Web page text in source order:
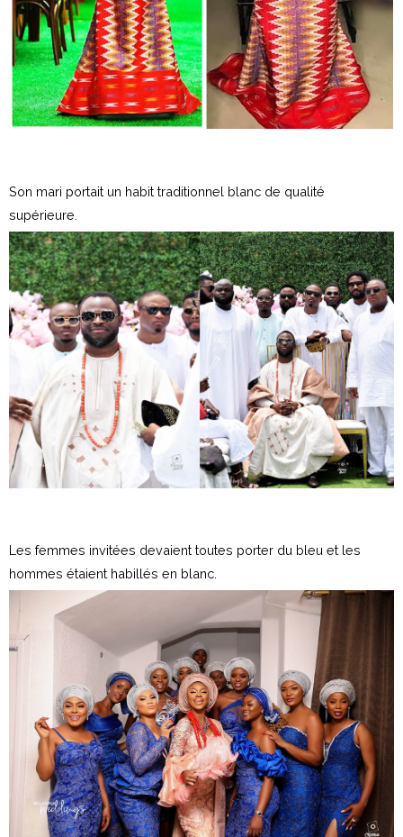
Son mari portait un habit traditionnel blanc de qualité
supérieure.
Les femmes invitées devaient toutes porter du bleu et les
hommes étaient habillés en blanc.